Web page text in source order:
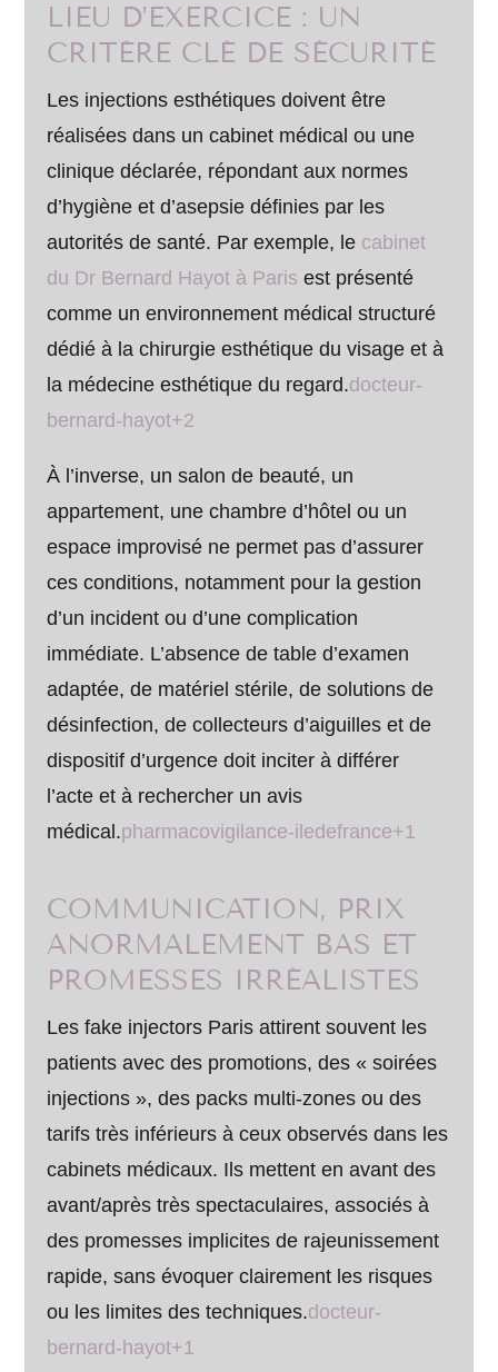
LIEU D’EXERCICE : UN
CRITÈRE CLÉ DE SÉCURITÉ
Les injections esthétiques doivent être
réalisées dans un cabinet médical ou une
clinique déclarée, répondant aux normes
d’hygiène et d’asepsie définies par les
autorités de santé. Par exemple, le cabinet
du Dr Bernard Hayot à Paris est présenté
comme un environnement médical structuré
dédié à la chirurgie esthétique du visage et à
la médecine esthétique du regard.docteur-
bernard-hayot+2
À l’inverse, un salon de beauté, un
appartement, une chambre d’hôtel ou un
espace improvisé ne permet pas d’assurer
ces conditions, notamment pour la gestion
d’un incident ou d’une complication
immédiate. L’absence de table d’examen
adaptée, de matériel stérile, de solutions de
désinfection, de collecteurs d’aiguilles et de
dispositif d’urgence doit inciter à différer
l’acte et à rechercher un avis
médical.pharmacovigilance-iledefrance+1
COMMUNICATION, PRIX
ANORMALEMENT BAS ET
PROMESSES IRRÉALISTES
Les fake injectors Paris attirent souvent les
patients avec des promotions, des « soirées
injections », des packs multi-zones ou des
tarifs très inférieurs à ceux observés dans les
cabinets médicaux. Ils mettent en avant des
avant/après très spectaculaires, associés à
des promesses implicites de rajeunissement
rapide, sans évoquer clairement les risques
ou les limites des techniques.docteur-
bernard-hayot+1